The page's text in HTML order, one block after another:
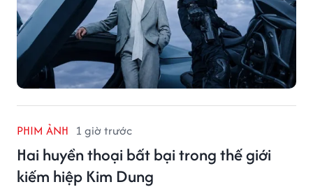
PHIM ẢNH 1 giờ trước
Hai huyền thoại bất bại trong thế giới
kiếm hiệp Kim Dung